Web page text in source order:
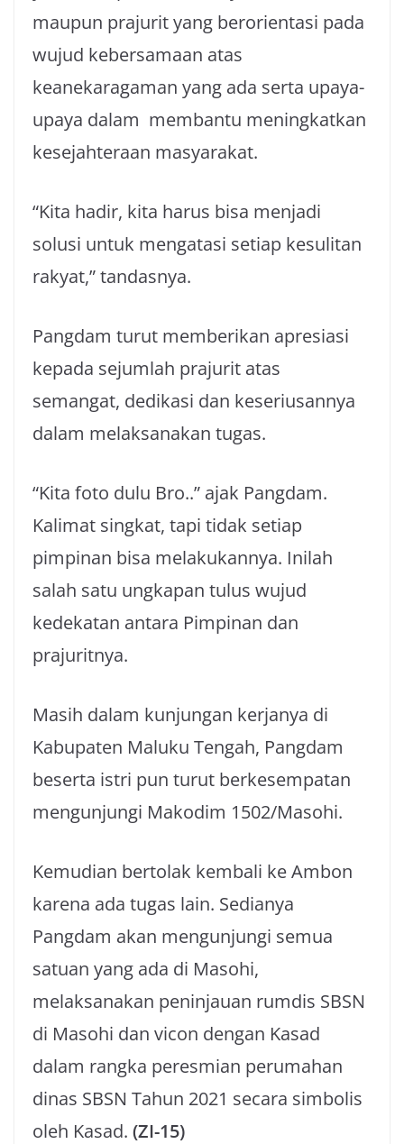
maupun prajurit yang berorientasi pada
wujud kebersamaan atas
keanekaragaman yang ada serta upaya-
upaya dalam membantu meningkatkan
kesejahteraan masyarakat.
“Kita hadir, kita harus bisa menjadi
solusi untuk mengatasi setiap kesulitan
rakyat,” tandasnya.
Pangdam turut memberikan apresiasi
kepada sejumlah prajurit atas
semangat, dedikasi dan keseriusannya
dalam melaksanakan tugas.
“Kita foto dulu Bro..” ajak Pangdam.
Kalimat singkat, tapi tidak setiap
pimpinan bisa melakukannya. Inilah
salah satu ungkapan tulus wujud
kedekatan antara Pimpinan dan
prajuritnya.
Masih dalam kunjungan kerjanya di
Kabupaten Maluku Tengah, Pangdam
beserta istri pun turut berkesempatan
mengunjungi Makodim 1502/Masohi.
Kemudian bertolak kembali ke Ambon
karena ada tugas lain. Sedianya
Pangdam akan mengunjungi semua
satuan yang ada di Masohi,
melaksanakan peninjauan rumdis SBSN
di Masohi dan vicon dengan Kasad
dalam rangka peresmian perumahan
dinas SBSN Tahun 2021 secara simbolis
oleh Kasad. (ZI-15)